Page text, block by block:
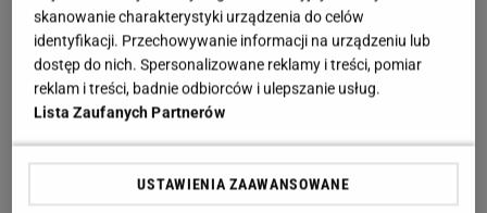
Z ustaleń dziennikarza wynika, że sportowiec na
początku lat dwutysięcznych miał zajmować się
wymuszeniami rozbójniczymi. Jedną z pierwszych
ofiar działalności przestępczej Najmana miał być
Wysportowany celebryta zaproponował, że z
skanowanie charakterystyki urządzenia do celów
identyfikacji. Przechowywanie informacji na urządzeniu lub
dostęp do nich. Spersonalizowane reklamy i treści, pomiar
reklam i treści, badnie odbiorców i ulepszanie usług.
Lista Zaufanych Partnerów
USTAWIENIA ZAAWANSOWANE